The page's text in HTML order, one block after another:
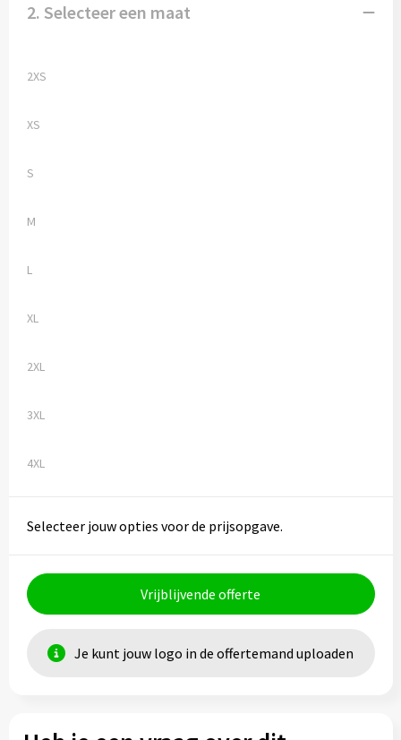
2. Selecteer een maat
2XS
XS
S
M
L
XL
2XL
3XL
4XL
Selecteer jouw opties voor de prijsopgave.
Vrijblijvende offerte
Je kunt jouw logo in de offertemand uploaden